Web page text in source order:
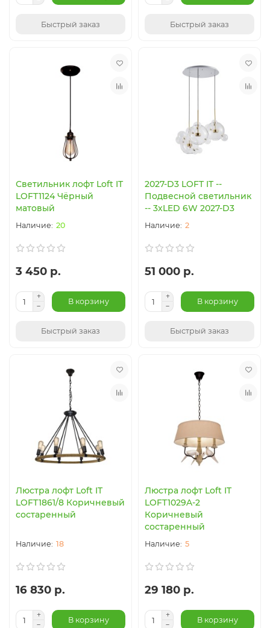
Быстрый заказ Быстрый заказ
Светильник лофт Loft IT
LOFT1124 Чёрный
матовый
20
3 450 р.
В корзину
Быстрый заказ
2027-D3 LOFT IT --
Подвесной светильник
-- 3xLED 6W 2027-D3
2
51 000 р.
В корзину
Быстрый заказ
Люстра лофт Loft IT
LOFT1861/8 Коричневый
состаренный
18
16 830 р.
В корзину
Люстра лофт Loft IT
LOFT1029A-2
Коричневый
состаренный
5
29 180 р.
В корзину